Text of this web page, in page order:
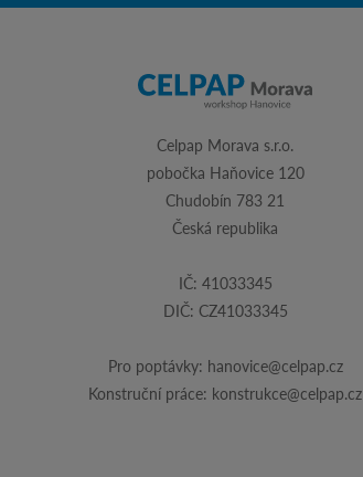
Celpap Morava s.r.o.
pobočka Haňovice 120
Chudobín 783 21
Česká republika
IČ: 41033345
DIČ: CZ41033345
Pro poptávky: hanovice@celpap.cz
Konstruční práce: konstrukce@celpap.cz